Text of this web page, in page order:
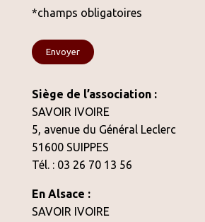
*champs obligatoires
Siège de l’association :
SAVOIR IVOIRE
5, avenue du Général Leclerc
51600 SUIPPES
Tél. : 03 26 70 13 56
En Alsace :
SAVOIR IVOIRE